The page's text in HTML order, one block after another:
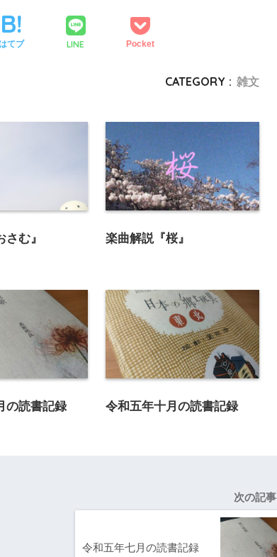
てブ LINE Pocket
CATEGORY : 雑文
む』 楽曲解説『桜』
の読書記録 令和五年十月の読書記録
次の記事
令和五年七月の読書記録